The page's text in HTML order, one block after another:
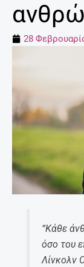
28
“Κάθε
όσο του
Λίνκολν